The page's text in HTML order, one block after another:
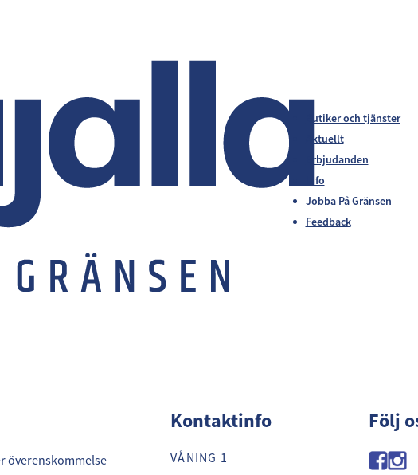
Butiker och tjänster
Aktuellt
Erbjudanden
Info
Jobba På Gränsen
Feedback
överenskommelse
Kontaktinfo
VÅNING 1
Följ